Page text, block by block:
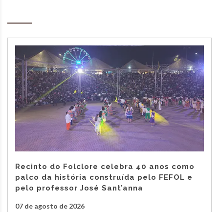
Recinto do Folclore celebra 40 anos como
palco da história construída pelo FEFOL e
pelo professor José Sant’anna
07 de agosto de 2026